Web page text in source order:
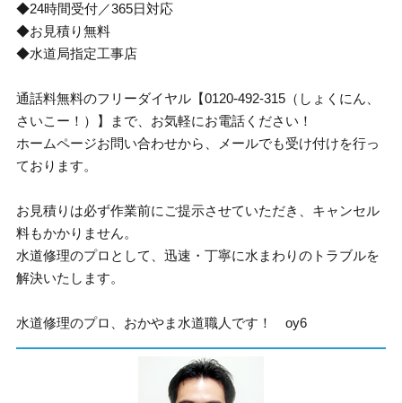
◆24時間受付／365日対応
◆お見積り無料
◆水道局指定工事店
通話料無料のフリーダイヤル【0120-492-315（しょくにん、
さいこー！）】まで、お気軽にお電話ください！
ホームページお問い合わせから、メールでも受け付けを行っ
ております。
お見積りは必ず作業前にご提示させていただき、キャンセル
料もかかりません。
水道修理のプロとして、迅速・丁寧に水まわりのトラブルを
解決いたします。
水道修理のプロ、おかやま水道職人です！ oy6